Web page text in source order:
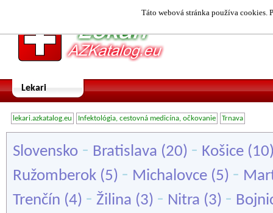
Táto webová stránka používa cookies.
Lekari
lekari.azkatalog.eu Infektológia, cestovná medicína, očkovanie Trnava
Slovensko - Bratislava (20) - Košice
Ružomberok (5) - Michalovce (5) -
Trenčín (4) - Žilina (3) - Nitra (3) -